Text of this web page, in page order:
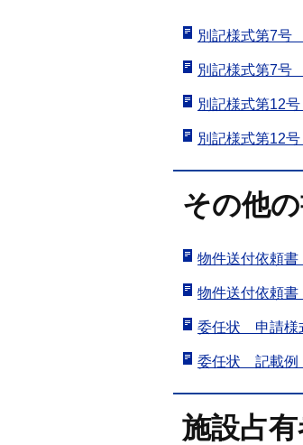
別記様式第7号
別記様式第7号
別記様式第12
別記様式第12
その他
物件送付依頼
物件送付依頼
委任状 申請様
委任状 記載例
施設占